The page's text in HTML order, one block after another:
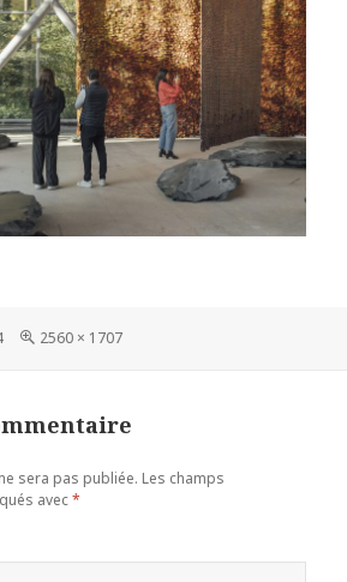
Taille
2560 × 1707
sera pas publiée. Les champs
avec*